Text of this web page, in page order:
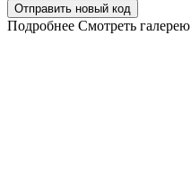
Отправить новый код
Подробнее Смотреть галерею